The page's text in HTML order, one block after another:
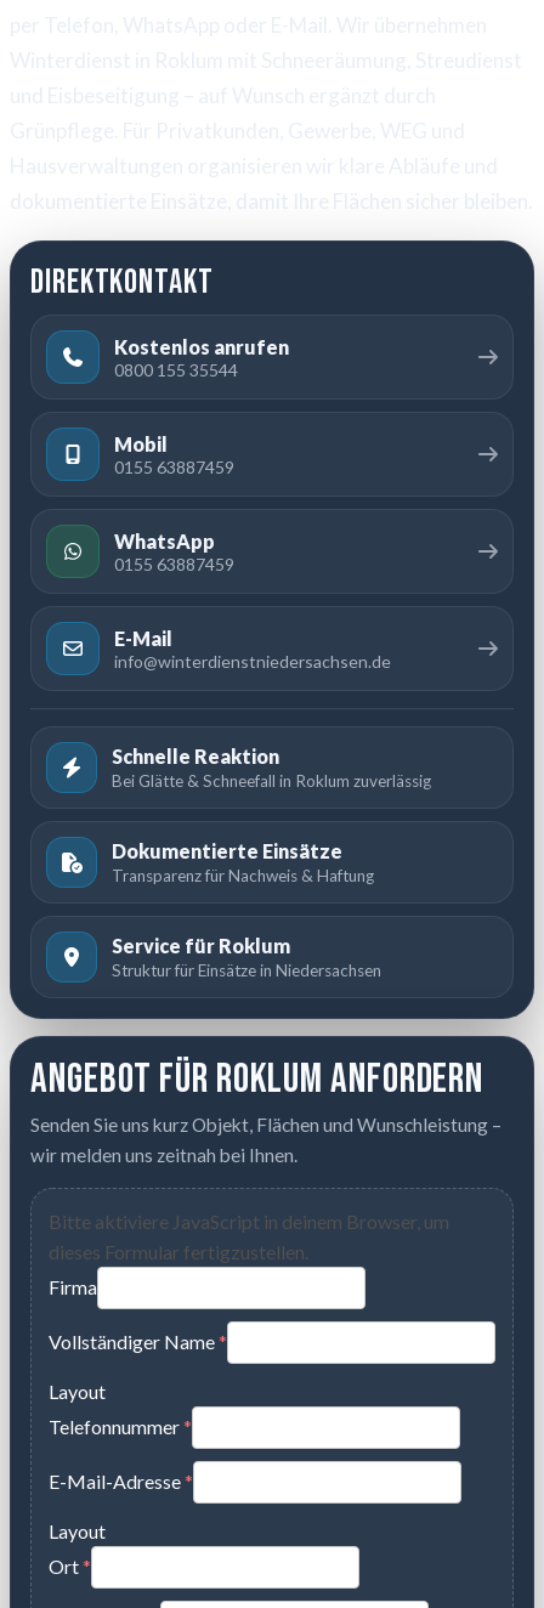
dokumentierte Einsätze, damit Ihre Flächen sicher bleiben.
Direktkontakt
Kostenlos anrufen
0800 155 35544
Mobil
0155 63887459
WhatsApp
0155 63887459
E-Mail
info@winterdienstniedersachsen.de
Schnelle Reaktion
Bei Glätte & Schneefall in Roklum zuverlässig
Dokumentierte Einsätze
Transparenz für Nachweis & Haftung
Service für Roklum
Struktur für Einsätze in Niedersachsen
Angebot für Roklum anfordern
Senden Sie uns kurz Objekt, Flächen und Wunschleistung –
wir melden uns zeitnah bei Ihnen.
Bitte aktiviere JavaScript in deinem Browser, um
dieses Formular fertigzustellen.
Firma
Vollständiger Name*
Layout
Telefonnummer*
E-Mail-Adresse*
Layout
Ort*